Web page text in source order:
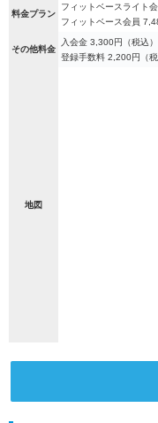
料金プラン
フィットベースライト
フィットベース会員
その他料金
入会金 3,300円（税込）
登録手数料 2,200円（税
地図